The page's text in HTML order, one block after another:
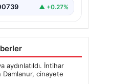
▲ +0.27%
aydınlatıldı. İntihar
cinayete